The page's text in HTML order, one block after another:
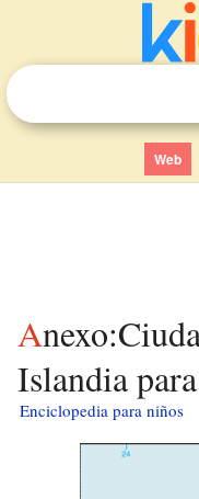
Web
Anexo:Ciudades y aldeas de
Islandia
Enciclopedia para niños